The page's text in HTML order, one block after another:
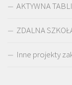
AKTYWNA
ZDALNA
Inne projekty